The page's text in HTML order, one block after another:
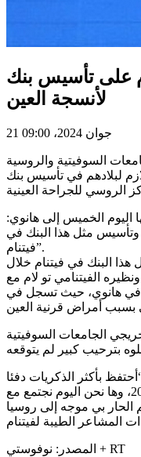
على تأسيس بنك
لأنسجة العين
21 جوان 2024، 09:00
السوفيتية والروسية
لبلادهم في تأسيس بنك
اليوم الخميس إلى هانوي:
مثل هذا البنك في
فيتنام”.
هذا البنك في فيتنام خلال
الفيتنامي تو لام مع
في هانوي، حيث تسجل في
الجامعات السوفيتية
بأكثر الذكريات دفئا
عن لقائنا السابق في فيتنام عام 2001، وها نحن اليوم نجتمع مع
الحار بي موجه إلى روسيا
المصدر: نوفوستي + RT